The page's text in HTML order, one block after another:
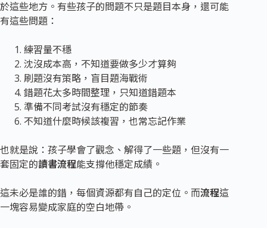
於這些地方。有些孩子的問題不只是題目本身，還可能
有這些問題：
練習量不穩
沈沒成本高，不知道要做多少才算夠
刷題沒有策略，盲目題海戰術
錯題花太多時間整理，只知道錯題本
準備不同考試沒有穩定的節奏
不知道什麼時候該複習，也常忘記作業
也就是說：孩子學會了觀念、解得了一些題，但沒有一
套固定的讀書流程能支撐他穩定成績。
這未必是誰的錯，每個資源都有自己的定位。而流程這
一塊容易變成家庭的空白地帶。